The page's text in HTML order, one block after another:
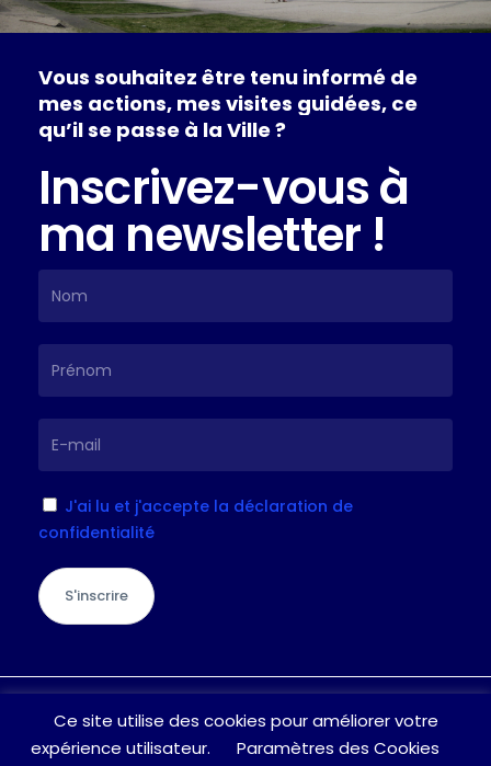
Vous souhaitez être tenu informé de
mes actions, mes visites guidées, ce
qu’ilse passe à la Ville?
Inscrivez-vous à
ma newsletter !
J'ai lu et j'accepte la déclaration de
confidentialité
S'inscrire
question / suggestion, n’hésitez pas à
laisser un message
Ce site utilise des cookies pour améliorer votre
expérience utilisateur.
Paramètres des Cookies